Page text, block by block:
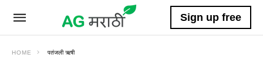
Sign up free
HOME पतंजली ऋषी